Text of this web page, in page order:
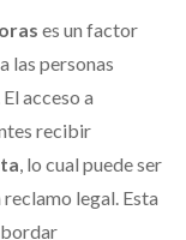
es un factor
las personas
acceso a
recibir
, lo cual puede ser
legal. Esta